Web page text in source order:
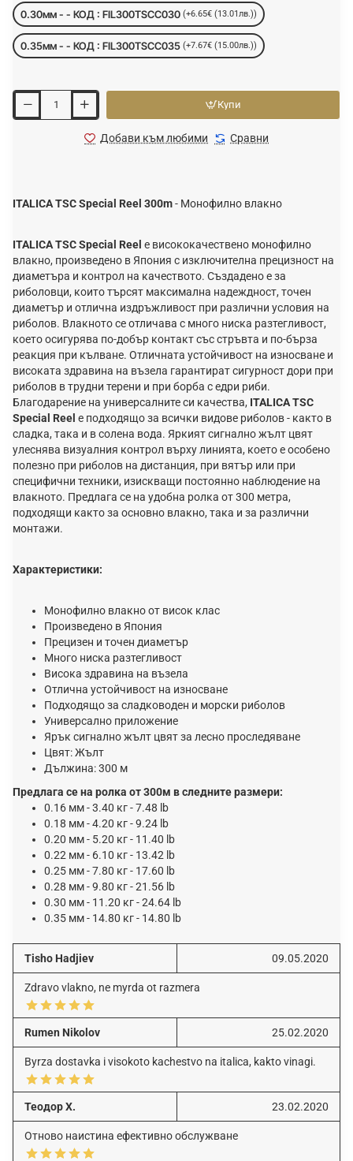
0.30мм - - КОД : FIL300TSCC030 (+6.65€ (13.01лв.))
0.35мм - - КОД : FIL300TSCC035 (+7.67€ (15.00лв.))
Купи
Добави към любими Сравни
ITALICA TSC Special Reel 300m- Монофилно влакно
ITALICA TSC Special Reel е висококачествено монофилно
влакно, произведено в Япония с изключителна прецизност на
диаметъра и контрол на качеството. Създадено е за
риболовци, които търсят максимална надеждност, точен
диаметър и отлична издръжливост при различни условия на
риболов. Влакното се отличава с много ниска разтегливост,
което осигурява по-добър контакт със стръвта и по-бърза
реакция при кълване. Отличната устойчивост на износване и
високата здравина на възела гарантират сигурност дори при
риболов в трудни терени и при борба с едри риби.
Благодарение на универсалните си качества, ITALICA TSC
Special Reel е подходящо за всички видове риболов - както в
сладка, така и в солена вода. Яркият сигнално жълт цвят
улеснява визуалния контрол върху линията, което е особено
полезно при риболов на дистанция, при вятър или при
специфични техники, изискващи постоянно наблюдение на
влакното. Предлага се на удобна ролка от 300 метра,
подходящи както за основно влакно, така и за различни
монтажи.
Характеристики:
Монофилно влакно от висок клас
Произведено в Япония
Прецизен и точен диаметър
Много ниска разтегливост
Висока здравина на възела
Отлична устойчивост на износване
Подходящо за сладководен и морски риболов
Универсално приложение
Ярък сигнално жълт цвят за лесно проследяване
Цвят: Жълт
Дължина: 300 м
Предлага се на ролка от 300м в следните размери:
0.16 мм - 3.40 кг - 7.48 lb
0.18 мм - 4.20 кг - 9.24 lb
0.20 мм - 5.20 кг - 11.40 lb
0.22 мм - 6.10 кг - 13.42 lb
0.25 мм - 7.80 кг - 17.60 lb
0.28 мм - 9.80 кг - 21.56 lb
0.30 мм - 11.20 кг - 24.64 lb
0.35 мм - 14.80 кг - 14.80 lb
Tisho Hadjiev 09.05.2020
Zdravo vlakno, ne myrda ot razmera
Rumen Nikolov 25.02.2020
Byrza dostavka i visokoto kachestvo na italica, kakto vinagi.
Теодор Х. 23.02.2020
Отново наистина ефективно обслужване